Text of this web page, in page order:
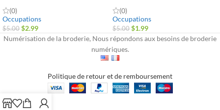
(0)
Occupations
$5.00 $2.99
(0)
Occupations
$5.00 $1.99
Numérisation de la broderie, Nous répondons aux besoins de broderie
numériques.
Politique de retour et de remboursement